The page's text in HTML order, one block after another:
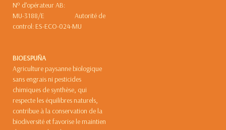
Nº d’opérateur AB:
MU-3188/E Autorité de
control: ES-ECO-024-MU
BIOESPUÑA
Agriculture paysanne biologique
sans engrais ni pesticides
chimiques de synthèse, qui
respecte les équilibres naturels,
contribue à la conservation de la
biodiversité et favorise le maintien